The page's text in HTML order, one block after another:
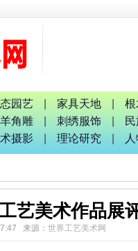
园艺 家具天地 根
角雕 刺绣服饰
摄影 理论研究
艺美术作品展
来源： 世界工艺美术网